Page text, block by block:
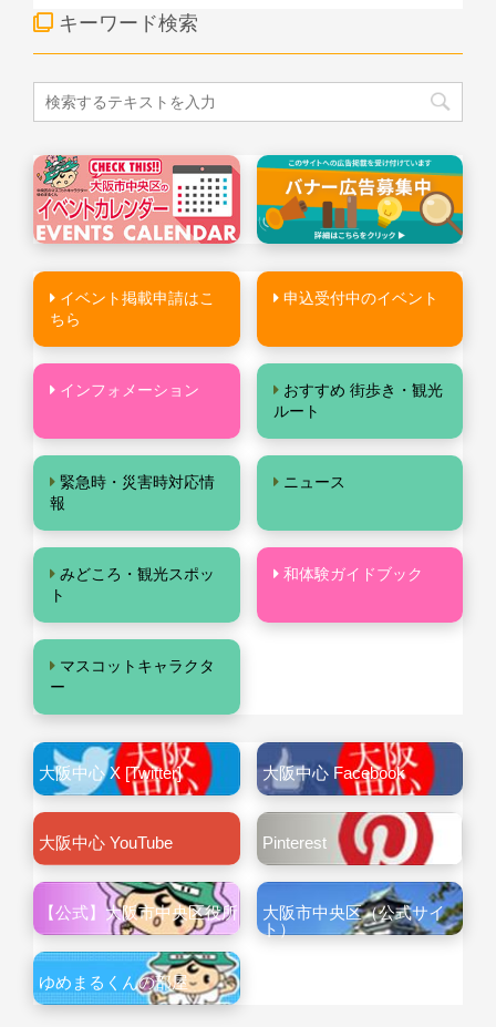
キーワード検索
イベント掲載申請はこ
ちら
申込受付中のイベント
インフォメーション
おすすめ 街歩き・観光
ルート
緊急時・災害時対応情
報
ニュース
みどころ・観光スポッ
ト
和体験ガイドブック
マスコットキャラクタ
ー
大阪中心 X [Twitter] 大阪中心 Facebook
大阪中心 YouTube Pinterest
【公式】大阪市中央区役所
大阪市中央区（公式サイ
ト）
ゆめまるくんの部屋